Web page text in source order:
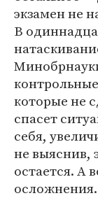
экзамен не
В
которые не
спасет
себя,
не выяснив,
остается. А
осложнения.